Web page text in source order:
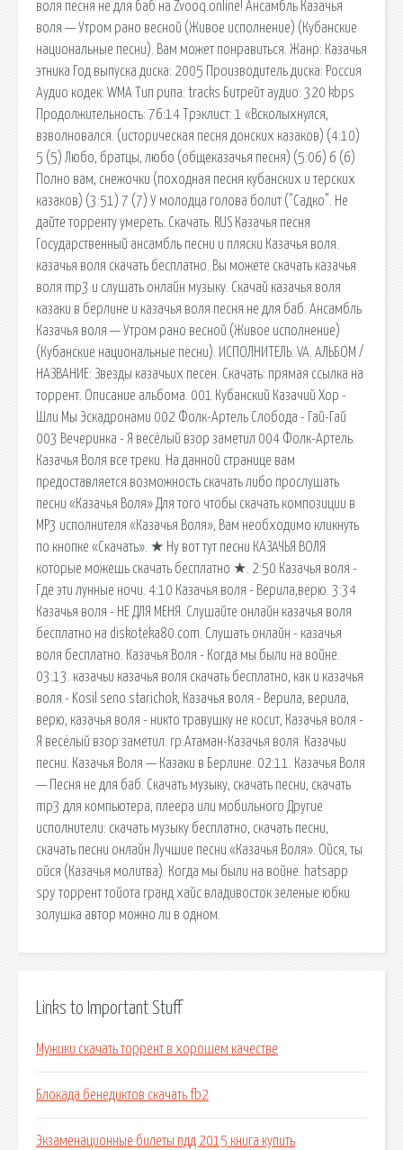
воля песня не для баб на Zvooq.online! Ансамбль Казачья
воля — Утром рано весной (Живое исполнение) (Кубанские
национальные песни). Вам может понравиться. Жанр: Казачья
этника Год выпуска диска: 2005 Производитель диска: Россия
Аудио кодек: WMA Тип рипа: tracks Битрейт аудио: 320 kbps
Продолжительность: 76:14 Трэклист: 1 «Всколыхнулся,
взволновался. (историческая песня донских казаков) (4:10)
5 (5) Любо, братцы, любо (общеказачья песня) (5:06) 6 (6)
Полно вам, снежочки (походная песня кубанских и терских
казаков) (3:51) 7 (7) У молодца голова болит ("Садко". Не
дайте торренту умереть: Скачать. RUS Казачья песня
Государственный ансамбль песни и пляски Казачья воля.
казачья воля скачать бесплатно. Вы можете скачать казачья
воля mp3 и слушать онлайн музыку. Скачай казачья воля
казаки в берлине и казачья воля песня не для баб. Ансамбль
Казачья воля — Утром рано весной (Живое исполнение)
(Кубанские национальные песни). ИСПОЛНИТЕЛЬ: VA. АЛЬБОМ /
НАЗВАНИЕ: Звезды казачьих песен. Скачать: прямая ссылка на
торрент. Описание альбома. 001 Кубанский Казачий Хор -
Шли Мы Эскадронами 002 Фолк-Артель Слобода - Гай-Гай
003 Вечеринка - Я весёлый взор заметил 004 Фолк-Артель.
Казачья Воля все треки. На данной странице вам
предоставляется возможность скачать либо прослушать
песни «Казачья Воля» Для того чтобы скачать композиции в
MP3 исполнителя «Казачья Воля», Вам необходимо кликнуть
по кнопке «Скачать». ★ Ну вот тут песни КАЗАЧЬЯ ВОЛЯ
которые можешь скачать бесплатно ★. 2:50 Казачья воля -
Где эти лунные ночи. 4:10 Казачья воля - Верила,верю. 3:34
Казачья воля - НЕ ДЛЯ МЕНЯ. Слушайте онлайн казачья воля
бесплатно на diskoteka80.com. Слушать онлайн - казачья
воля бесплатно. Казачья Воля - Когда мы были на войне.
03:13. казачьи казачья воля cкачать бесплатно, как и казачья
воля - Kosil seno starichok, Казачья воля - Верила, верила,
верю, казачья воля - никто травушку не косит, Казачья воля -
Я весёлый взор заметил. гр.Атаман-Казачья воля. Казачьи
песни. Казачья Воля — Казаки в Берлине. 02:11. Казачья Воля
— Песня не для баб. Скачать музыку, скачать песни, скачать
mp3 для компьютера, плеера или мобильного Другие
исполнители: скачать музыку бесплатно, скачать песни,
скачать песни онлайн Лучшие песни «Казачья Воля». Ойся, ты
ойся (Казачья молитва). Когда мы были на войне. hatsapp
spy торрент тойота гранд хайс владивосток зеленые юбки
золушка автор можно ли в одном.
Links to Important Stuff
Мужики скачать торрент в хорошем качестве
Блокада бенедиктов скачать fb2
Экзаменационные билеты пдд 2015 книга купить